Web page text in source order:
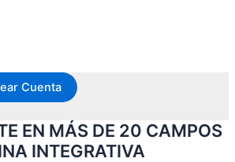
Cuenta
EN MÁS DE 20 CAMPOS
INTEGRATIVA